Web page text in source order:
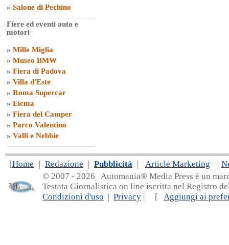
» Salone di Pechino
Fiere ed eventi auto e
motori
» Mille Miglia
» Museo BMW
» Fiera di Padova
» Villa d'Este
» Roma Supercar
» Eicma
» Fiera del Camper
» Parco Valentino
» Valli e Nebbie
[Home | Redazione | Pubblicità | Article Marketing |
© 2007 - 2026 Automania® Media Press è un
Testata Giornalistica on line iscritta nel Registro
Condizioni d'uso | Privacy | [ Aggiungi ai